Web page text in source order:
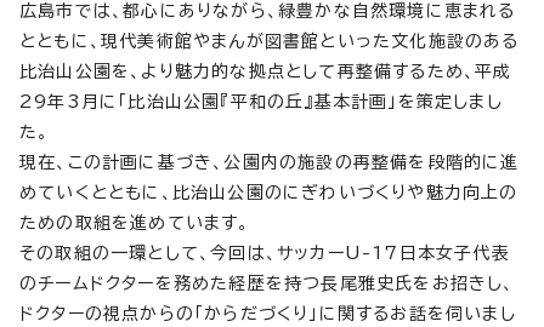
広島市では、都心にありながら、緑豊かな自然環境に恵まれる
とともに、現代美術館やまんが図書館といった文化施設のある
比治山公園を、より魅力的な拠点として再整備するため、平成
29年3月に「比治山公園『平和の丘』基本計画」を策定しまし
た。
現在、この計画に基づき、公園内の施設の再整備を段階的に進
めていくとともに、比治山公園のにぎわいづくりや魅力向上の
ための取組を進めています。
その取組の一環として、今回は、サッカーU-17日本女子代表
のチームドクターを務めた経歴を持つ長尾雅史氏をお招きし、
ドクターの視点からの「からだづくり」に関するお話を伺いまし